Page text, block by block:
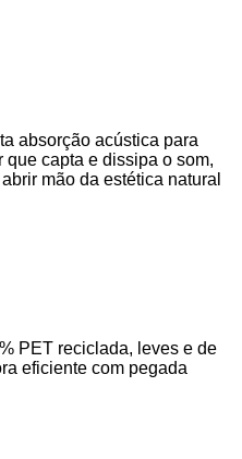
absorção acústica para
capta e dissipa o som,
mão da estética natural
PET reciclada, leves e de
eficiente com pegada